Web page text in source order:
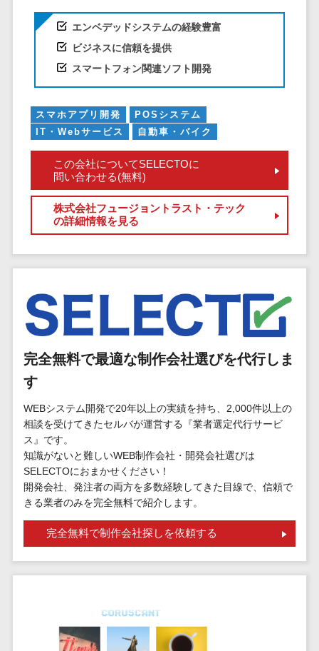
モバイルデバイス管理>
設備監視システム>
システム連携ツール（iPaaS）>
クラウド接続サービス>
キッティングサービス>
情シスアウトソーシング>
セキュリティ
ペネトレーションテスト>
標的型攻撃メール訓練サービス>
認証システム>
クラウド型セキュリティカメラ>
メール・ファイル無害化>
サンドボックス>
委託先管理サービス>
CASB> ファイル暗号化>
EFOツール
LP作成サービ
ス
広告運用代行
Webアンケー
トシステム
Web接客ツー
ル
MAツール
SNS管理ツー
ル
ィングツール
SEOツール
MEOツール
イベント管理
ポート
コールセンタ
自動音声応答
システム(IVR)
AI自動電話応
答
コールセンタ
ITサービスマネ
ジメントツール
エンベデッドシステムの経験豊富
ビジネスに信頼を提供
スマートフォン関連ソフト開発
スマホアプリ開発
POSシステム
IT・Webサービス
自動車・バイク
この会社についてSELECTOに
問い合わせる(無料)
株式会社フュージョントラスト・テック
の詳細情報を見る
完全無料で最適な制作会社選びを代行しま
す
WEBシステム開発で20年以上の実績を持ち、2,000件以上の
相談を受けてきたセルバが運営する『業者選定代行サービ
ス』です。
知識がないと難しいWEB制作会社・開発会社選びは
SELECTOにおまかせください！
開発会社、発注者の両方を多数経験してきた目線で、信頼で
きる業者のみを完全無料で紹介します。
完全無料で制作会社探しを依頼する